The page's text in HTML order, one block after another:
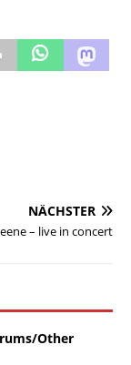
NÄCHSTER
– live in concert
Other